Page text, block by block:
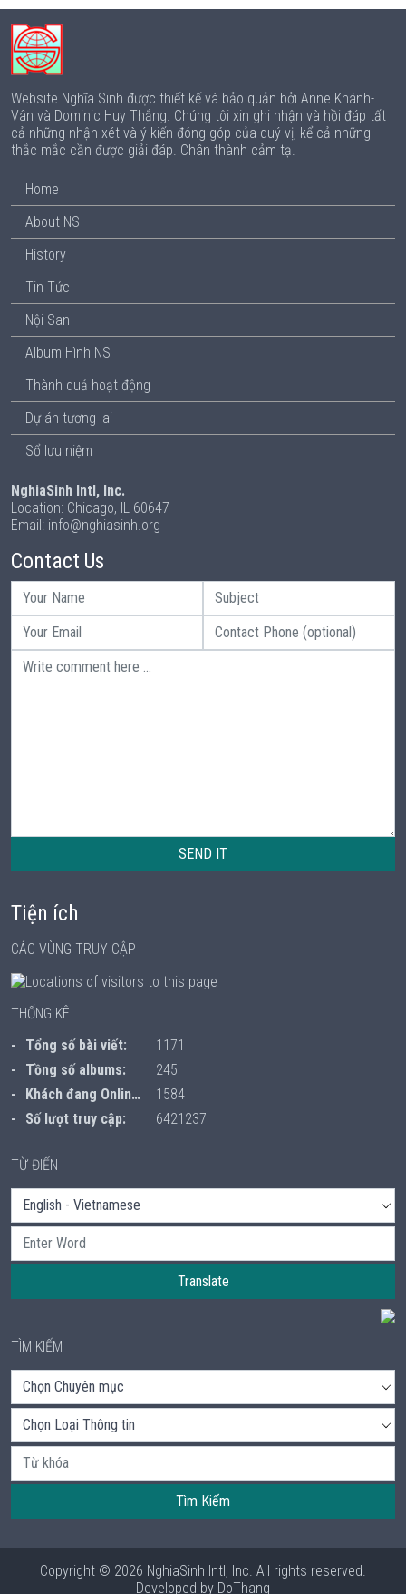
Website Nghĩa Sinh được thiết kế và bảo quản bởi Anne Khánh-
Vân và Dominic Huy Thắng. Chúng tôi xin ghi nhận và hồi đáp tất
cả những nhận xét và ý kiến đóng góp của quý vị, kể cả những
thắc mắc cần được giải đáp. Chân thành cảm tạ.
Home
About NS
History
Tin Tức
Nội San
Album Hình NS
Thành quả hoạt động
Dự án tương lai
Sổ lưu niệm
NghiaSinh Intl, Inc.
Location: Chicago, IL 60647
Email: info@nghiasinh.org
Contact Us
SEND IT
Tiện ích
CÁC VÙNG TRUY CẬP
THỐNG KÊ
Tổng số bài viết:
1171
Tồng số albums:
245
Khách đang Online:
1584
Số lượt truy cập:
6421237
TỪ ĐIỂN
Translate
TÌM KIẾM
Tìm Kiếm
Copyright © 2026 NghiaSinh Intl, Inc. All rights reserved.
Developed by DoThang